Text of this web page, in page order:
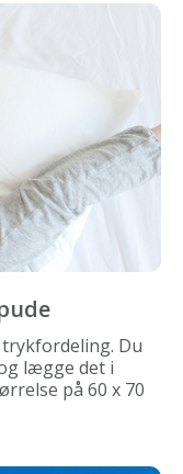
Du
lægge det i
på 60 x 70